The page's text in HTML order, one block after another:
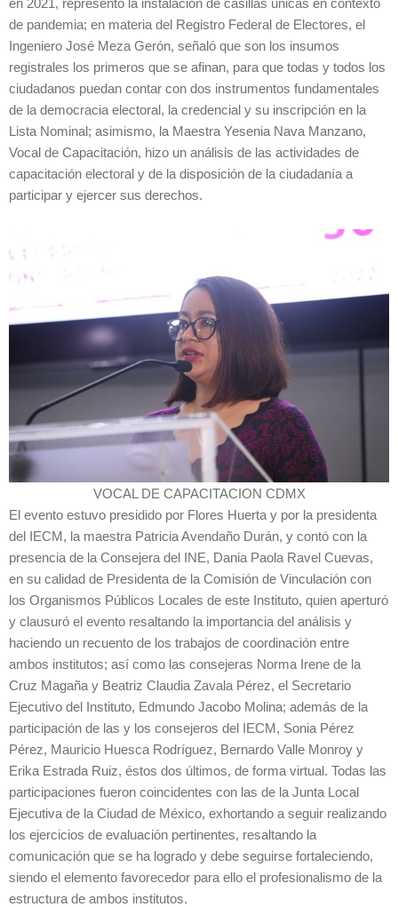
en 2021, representó la instalación de casillas únicas en contexto
de pandemia; en materia del Registro Federal de Electores, el
Ingeniero José Meza Gerón, señaló que son los insumos
registrales los primeros que se afinan, para que todas y todos los
ciudadanos puedan contar con dos instrumentos fundamentales
de la democracia electoral, la credencial y su inscripción en la
Lista Nominal; asimismo, la Maestra Yesenia Nava Manzano,
Vocal de Capacitación, hizo un análisis de las actividades de
capacitación electoral y de la disposición de la ciudadanía a
participar y ejercer sus derechos.
VOCAL DE CAPACITACION CDMX
El evento estuvo presidido por Flores Huerta y por la presidenta
del IECM, la maestra Patricia Avendaño Durán, y contó con la
presencia de la Consejera del INE, Dania Paola Ravel Cuevas,
en su calidad de Presidenta de la Comisión de Vinculación con
los Organismos Públicos Locales de este Instituto, quien aperturó
y clausuró el evento resaltando la importancia del análisis y
haciendo un recuento de los trabajos de coordinación entre
ambos institutos; así como las consejeras Norma Irene de la
Cruz Magaña y Beatriz Claudia Zavala Pérez, el Secretario
Ejecutivo del Instituto, Edmundo Jacobo Molina; además de la
participación de las y los consejeros del IECM, Sonia Pérez
Pérez, Mauricio Huesca Rodríguez, Bernardo Valle Monroy y
Erika Estrada Ruiz, éstos dos últimos, de forma virtual. Todas las
participaciones fueron coincidentes con las de la Junta Local
Ejecutiva de la Ciudad de México, exhortando a seguir realizando
los ejercicios de evaluación pertinentes, resaltando la
comunicación que se ha logrado y debe seguirse fortaleciendo,
siendo el elemento favorecedor para ello el profesionalismo de la
estructura de ambos institutos.